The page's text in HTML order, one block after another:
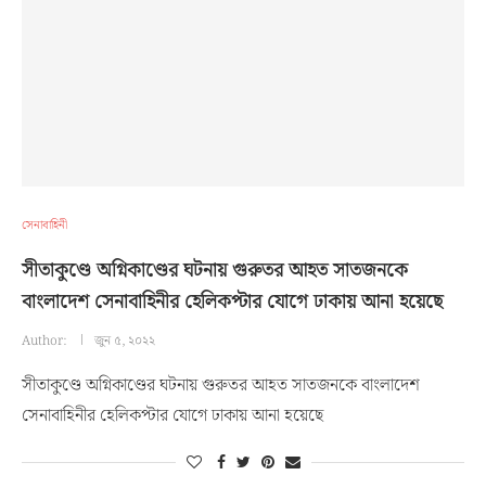
সেনাবাহিনী
সীতাকুণ্ডে অগ্নিকাণ্ডের ঘটনায় গুরুতর আহত সাতজনকে
বাংলাদেশ সেনাবাহিনীর হেলিকপ্টার যোগে ঢাকায় আনা হয়েছে
Author: জুন ৫, ২০২২
সীতাকুণ্ডে অগ্নিকাণ্ডের ঘটনায় গুরুতর আহত সাতজনকে বাংলাদেশ
সেনাবাহিনীর হেলিকপ্টার যোগে ঢাকায় আনা হয়েছে